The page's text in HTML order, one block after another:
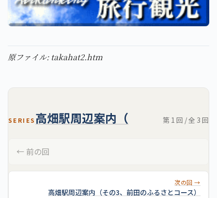
原ファイル: takahat2.htm
SERIES 高畑駅周辺案内（ 第 1 回 / 全 3 回
← 前の回
次の回 →
高畑駅周辺案内（その3、前田のふるさとコース）